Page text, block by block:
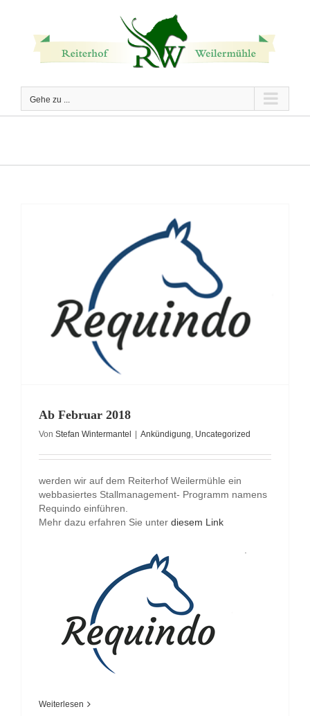
springen
Gehe zu ...
Ab Februar 2018
Von Stefan Wintermantel | Ankündigung Uncategorized
werden wir auf dem Reiterhof Weilermühle ein
webbasiertes Stallmanagement- Programm namens
Requindo einführen.
Mehr dazu erfahren Sie unter diesem Link
Weiterlesen